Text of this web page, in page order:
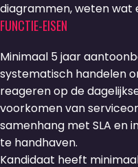
diagrammen, weten wat
FUNCTIE-EISEN
Minimaal 5 jaar
systematisch handelen
reageren op de
voorkomen van
samenhang met SLA en
te handhaven.
Kandidaat heeft